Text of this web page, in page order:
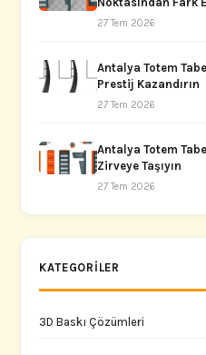
27 Tem 2026
Antalya Totem
Prestij Kazandırın
27 Tem 2026
Antalya Totem
Zirveye Taşıyın
27 Tem 2026
KATEGORILER
3D Baskı Çözümleri